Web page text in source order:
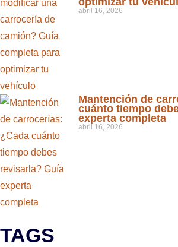
abril 16, 2026
Mantención de
cuánto tiempo
experta completa
abril 16, 2026
TAGS